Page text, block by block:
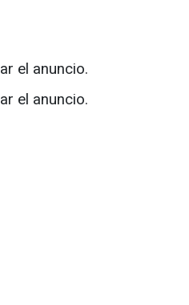
el anuncio.
el anuncio.